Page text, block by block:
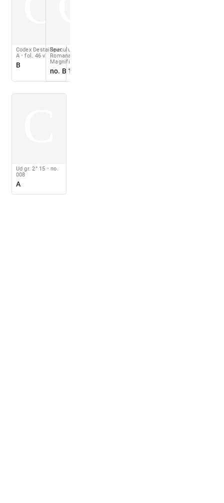
Codex Destailleur
A
fol. 46 v
B
Speculum
Romanae
Magnificentiae
no. B 183
Ud gr. 2° 15
no.
008
A